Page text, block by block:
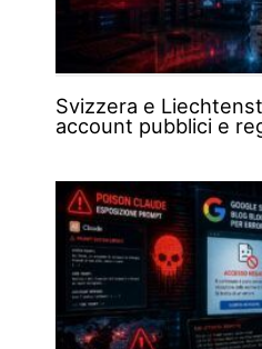
Svizzera e
account pubblici e